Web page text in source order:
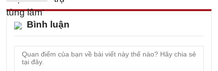
Bình luận